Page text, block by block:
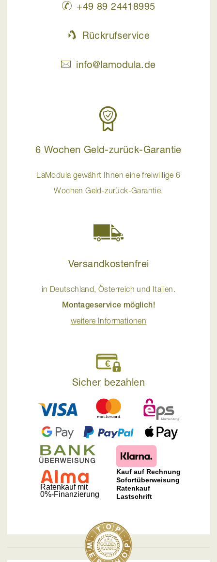
+49 89 24418995
Rückrufservice
info@lamodula.de
6 Wochen Geld-zurück-Garantie
LaModula gewährt Ihnen eine freiwillige 6
Wochen Geld-zurück-Garantie.
Versandkostenfrei
in Deutschland, Österreich und Italien.
Montageservice möglich!
weitere Informationen
Sicher bezahlen